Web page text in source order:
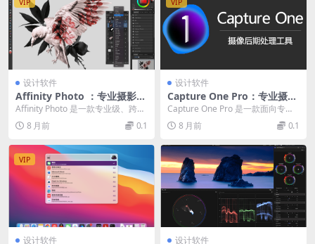
设计软件
Affinity Photo ：专业摄影师
的终极工具箱｜非破坏性编辑
与跨平台工作流
Affinity Photo 是一款专业级、跨平
台（macOS/Windows/...
8 月前 0.1
设计软件
Capture One Pro：专业摄影
师的RAW处理专家｜AI调色、
图层管理与极致画质
Capture One Pro 是一款面向专业
摄影师和高端用户的顶级RAW图像
处...8 月前 0.1
VIP
设计软件 设计软件